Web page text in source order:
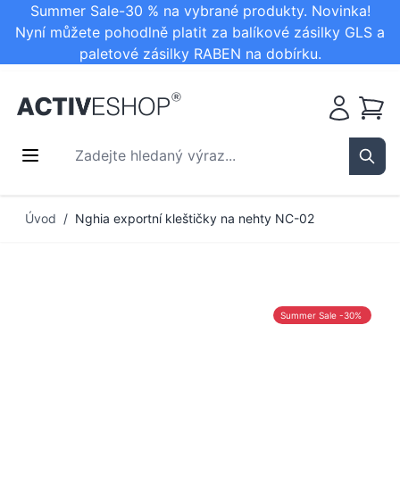
Summer Sale-30 % na vybrané produkty. Novinka!
Nyní můžete pohodlně platit za balíkové zásilky GLS a
paletové zásilky RABEN na dobírku.
Zadejte hledaný výraz...
Košík
Úvod / Nghia exportní kleštičky na nehty NC-02
Summer Sale -30%